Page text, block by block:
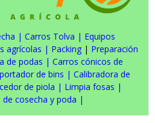
| Carros Tolva | Equipos
agrícolas | Packing | Preparación
de podas | Carros cónicos de
de bins | Calibradora de
de piola | Limpia fosas |
cosecha y poda |